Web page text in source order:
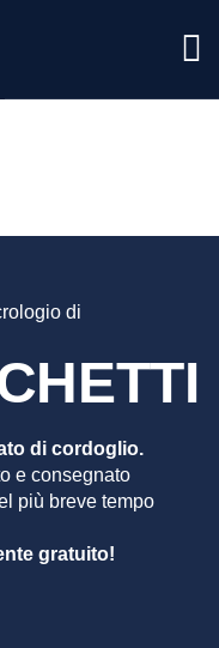
di
di cordoglio.
e consegnato
più breve tempo
gratuito!